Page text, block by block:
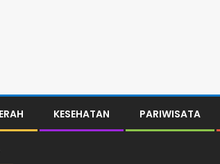
KESEHATAN PARIWISATA